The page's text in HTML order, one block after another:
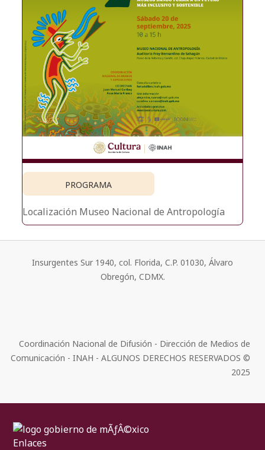
PROGRAMA
Localización Museo Nacional de Antropología
Insurgentes Sur 1940, col. Florida, C.P. 01030, Álvaro
Obregón, CDMX.
Coordinación Nacional de Difusión - Dirección de Medios de
Comunicación - INAH - ALGUNOS DERECHOS RESERVADOS ©
2025
Enlaces